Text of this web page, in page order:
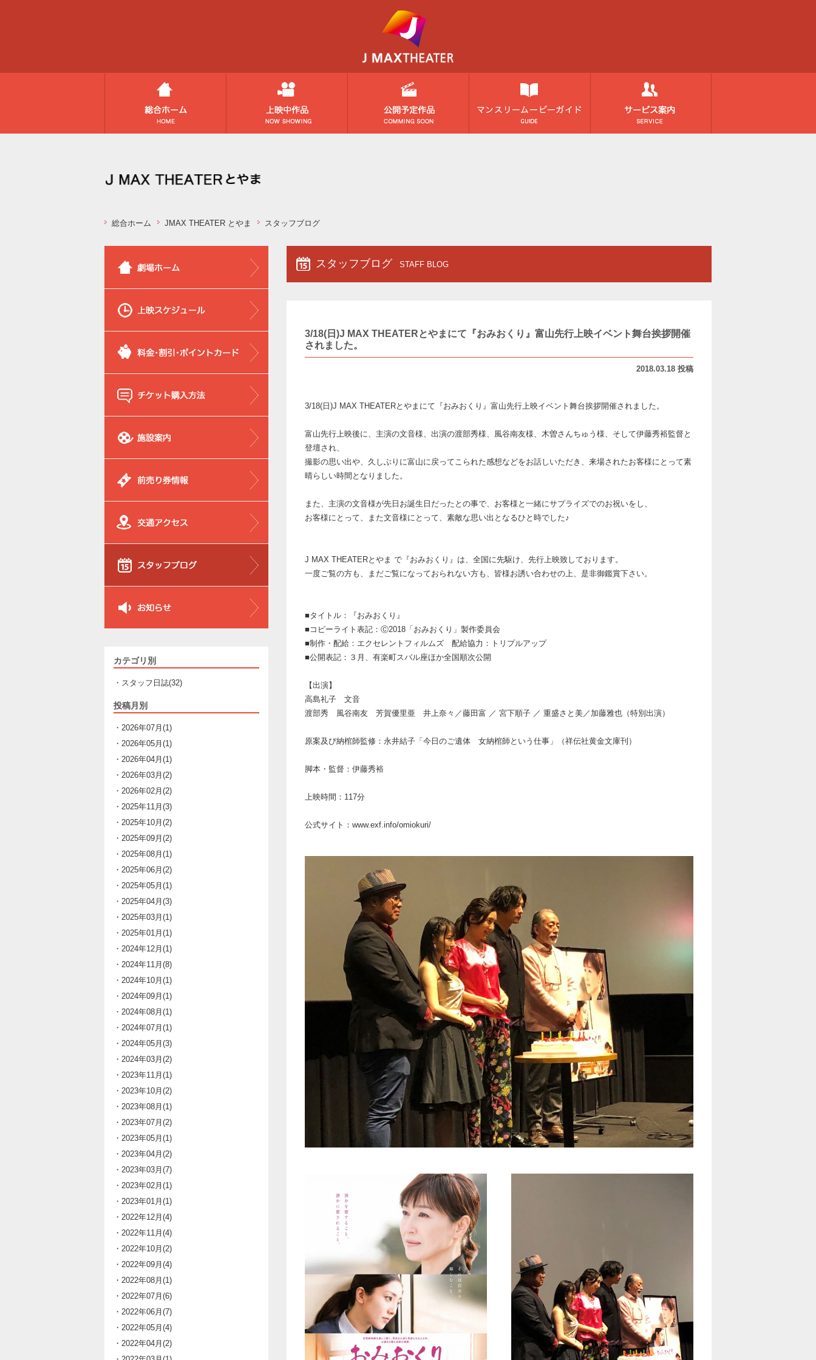
総合ホーム JMAX THEATER とやま スタッフブログ
カテゴリ別
・スタッフ日誌(32)
投稿月別
・2026年07月(1)
・2026年05月(1)
・2026年04月(1)
・2026年03月(2)
・2026年02月(2)
・2025年11月(3)
・2025年10月(2)
・2025年09月(2)
・2025年08月(1)
・2025年06月(2)
・2025年05月(1)
・2025年04月(3)
・2025年03月(1)
・2025年01月(1)
・2024年12月(1)
・2024年11月(8)
・2024年10月(1)
・2024年09月(1)
・2024年08月(1)
・2024年07月(1)
・2024年05月(3)
・2024年03月(2)
・2023年11月(1)
・2023年10月(2)
・2023年08月(1)
・2023年07月(2)
・2023年05月(1)
・2023年04月(2)
・2023年03月(7)
・2023年02月(1)
・2023年01月(1)
・2022年12月(4)
・2022年11月(4)
・2022年10月(2)
・2022年09月(4)
・2022年08月(1)
・2022年07月(6)
・2022年06月(7)
・2022年05月(4)
・2022年04月(2)
スタッフブログ STAFF BLOG
3/18(日)J MAX THEATERとやまにて『おみおくり』富山先行上映イベント舞台挨拶開催
されました。
2018.03.18 投稿
3/18(日)J MAX THEATERとやまにて『おみおくり』富山先行上映イベント舞台挨拶開催されました。
富山先行上映後に、主演の文音様、出演の渡部秀様、風谷南友様、木曽さんちゅう様、そして伊藤秀裕監督と
登壇され、
撮影の思い出や、久しぶりに富山に戻ってこられた感想などをお話しいただき、来場されたお客様にとって素
晴らしい時間となりました。
また、主演の文音様が先日お誕生日だったとの事で、お客様と一緒にサプライズでのお祝いをし、
お客様にとって、また文音様にとって、素敵な思い出となるひと時でした♪
J MAX THEATERとやま で『おみおくり』は、全国に先駆け、先行上映致しております。
一度ご覧の方も、まだご覧になっておられない方も、皆様お誘い合わせの上、是非御鑑賞下さい。
■タイトル：『おみおくり』
■コピーライト表記：Ⓒ2018「おみおくり」製作委員会
■制作・配給：エクセレントフィルムズ 配給協力：トリプルアップ
■公開表記：３月、有楽町スバル座ほか全国順次公開
【出演】
高島礼子 文音
渡部秀 風谷南友 芳賀優里亜 井上奈々／藤田富 ／ 宮下順子 ／ 重盛さと美／加藤雅也（特別出演）
原案及び納棺師監修：永井結子「今日のご遺体 女納棺師という仕事」（祥伝社黄金文庫刊）
脚本・監督：伊藤秀裕
上映時間：117分
公式サイト：www.exf.info/omiokuri/